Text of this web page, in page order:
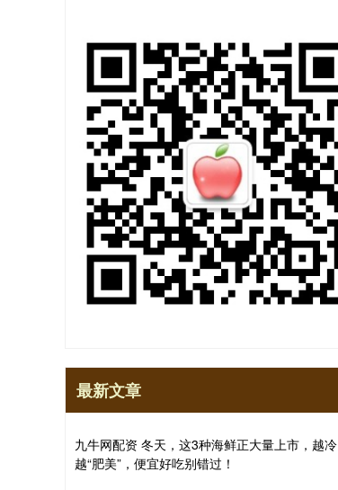
最新文章
九牛网配资 冬天，这3种海鲜正大量上市，越冷
越“肥美”，便宜好吃别错过！